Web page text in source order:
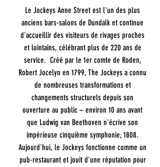
Le Jockeys Anne Street est l'un des plus
anciens bars-salons de Dundalk et continue
d'accueillir des visiteurs de rivages proches
et lointains, célébrant plus de 220 ans de
service. Créé par le 1er comte de Roden,
Robert Jocelyn en 1799, The Jockeys a connu
de nombreuses transformations et
changements structurels depuis son
ouverture au public – environ 10 ans avant
que Ludwig van Beethoven n'écrive son
impérieuse cinquième symphonie, 1808.
Aujourd'hui, le Jockeys fonctionne comme un
pub-restaurant et jouit d'une réputation pour